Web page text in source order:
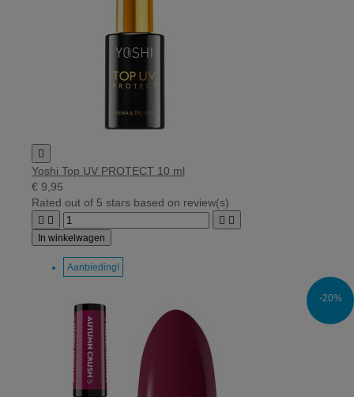

Yoshi Top UV PROTECT 10 ml
€ 9,95
Rated out of 5 stars based on review(s)
   
In winkelwagen
Aanbieding!
-20%